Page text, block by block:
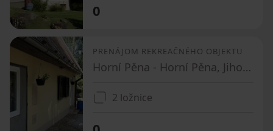
0
PRENÁJOM REKREAČNÉHO OBJEKTU
Horní Pěna - Horní Pěna, Jihočeský kraj
2 ložnice